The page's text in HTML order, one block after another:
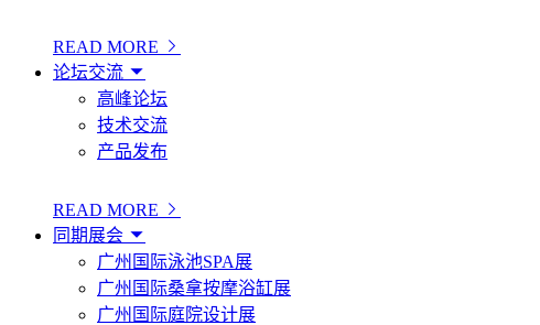
READ MORE
论坛交流
高峰论坛
技术交流
产品发布
READ MORE
同期展会
广州国际泳池SPA展
广州国际桑拿按摩浴缸展
广州国际庭院设计展